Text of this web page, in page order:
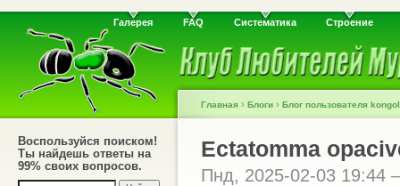
Галерея FAQ Систематика Строение
Воспользуйся поиском!
Ты найдешь ответы на
99% своих вопросов.
Главная › Блоги › Блог пользователя kongol
Ectatomma
Пнд, 2025-02-03